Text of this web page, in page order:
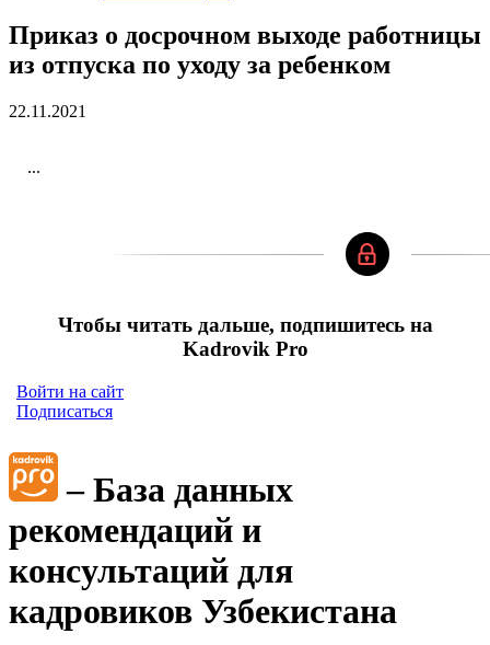
Приказ о досрочном выходе работницы
из отпуска по уходу за ребенком
22.11.2021
...
Чтобы читать дальше, подпишитесь на
Kadrovik Pro
Войти на сайт
Подписаться
– База данных
рекомендаций и
консультаций для
кадровиков Узбекистана